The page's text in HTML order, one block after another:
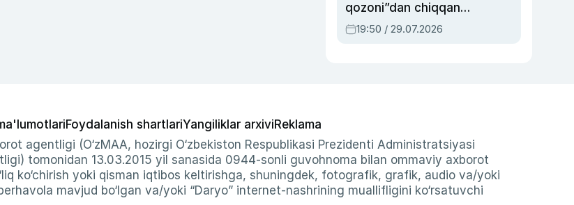
qozoni”dan chiqqan
qahramon — Ukraina
armiyasi bosh
19:50 / 29.07.2026
Foydalanish shartlariYangiliklar arxiviReklama
agentligi (O‘zMAA, hozirgi O‘zbekiston Respublikasi Prezidenti Administratsiyasi
tomonidan 13.03.2015 yil sanasida 0944-sonli guvohnoma bilan ommaviy axborot
ko‘chirish yoki qisman iqtibos keltirishga, shuningdek, fotografik, grafik, audio va/yoki
mavjud bo‘lgan va/yoki “Daryo” internet-nashrining muallifligini ko‘rsatuvchi